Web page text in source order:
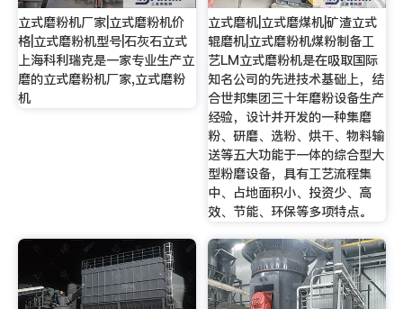
立式磨粉机厂家|立式磨粉机价
格|立式磨粉机型号|石灰石立式
上海科利瑞克是一家专业生产立
磨的立式磨粉机厂家,立式磨粉
机
立式磨机|立式磨煤机|矿渣立式
辊磨机|立式磨粉机煤粉制备工
艺LM立式磨粉机是在吸取国际
知名公司的先进技术基础上，结
合世邦集团三十年磨粉设备生产
经验，设计并开发的一种集磨
粉、研磨、选粉、烘干、物料输
送等五大功能于一体的综合型大
型粉磨设备，具有工艺流程集
中、占地面积小、投资少、高
效、节能、环保等多项特点。